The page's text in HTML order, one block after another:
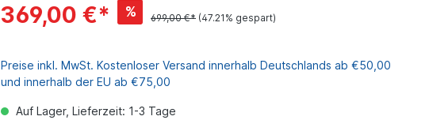
369,00 €* % 699,00 €* (47.21% gespart)
Preise inkl. MwSt. Kostenloser Versand innerhalb Deutschlands ab €50,00
und innerhalb der EU ab €75,00
Auf Lager, Lieferzeit: 1-3 Tage